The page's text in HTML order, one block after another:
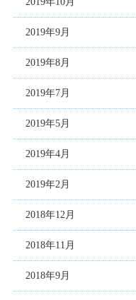
2019年9月
2019年8月
2019年7月
2019年5月
2019年4月
2019年2月
2018年12月
2018年11月
2018年9月